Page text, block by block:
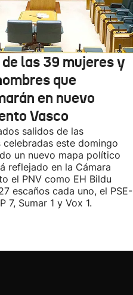
las 39 mujeres y
que
en nuevo
Vasco
salidos de las
celebradas este domingo
un nuevo mapa político
reflejado en la Cámara
el PNV como EH Bildu
escaños cada uno, el PSE-
7, Sumar 1 y Vox 1.